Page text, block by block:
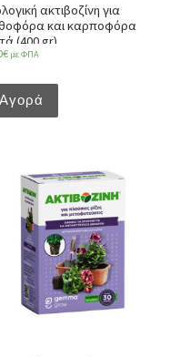
ακτιβοζίνη για
και καρποφόρα
(400 gr)
€ με ΦΠΑ
Αγορά